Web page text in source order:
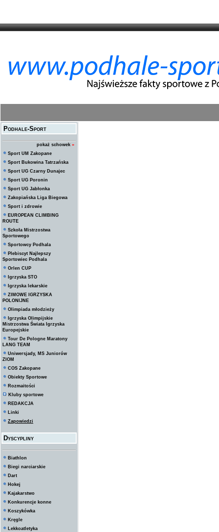
Podhale-Sport
pokaż schowek »
Sport UM Zakopane
Sport Bukowina Tatrzańska
Sport UG Czarny Dunajec
Sport UG Poronin
Sport UG Jabłonka
Zakopiańska Liga Biegowa
Sport i zdrowie
EUROPEAN CLIMBING
ROUTE
Szkoła Mistrzostwa
Sportowego
Sportowcy Podhala
Plebiscyt Najlepszy
Sportowiec Podhala
Orlen CUP
Igrzyska STO
Igrzyska lekarskie
ZIMOWE IGRZYSKA
POLONIJNE
Olimpiada młodzieży
Igrzyska Olimpijskie
Mistrzostwa Świata Igrzyska
Europejskie
Tour De Pologne Maratony
LANG TEAM
Uniwersjady, MS Juniorów
ZIOM
COS Zakopane
Obiekty Sportowe
Rozmaitości
Kluby sportowe
REDAKCJA
Linki
Zapowiedzi
Dyscypliny
Biathlon
Biegi narciarskie
Dart
Hokej
Kajakarstwo
Konkurencje konne
Koszykówka
Kręgle
Lekkoatletyka